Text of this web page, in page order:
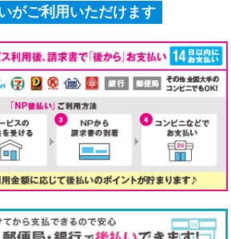
がご利用いただけます